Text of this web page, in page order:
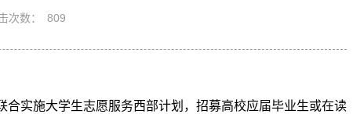
次数： 809
实施大学生志愿服务西部计划，招募高校应届毕业生或在读